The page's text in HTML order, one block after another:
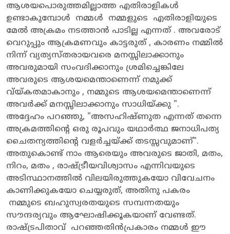
ആശയപൊരുത്തമില്ലാത്ത എതിരാളികൾ
ഉണ്ടാകുമ്പോൾ നമ്മൾ നമ്മളുടെ എതിരാളിയുടെ
മേൽ അക്രമം നടത്താൻ പാടില്ല എന്നത് . അവരോട്
വെറുപ്പും ആക്രമണവും കാട്ടരുത് , കാരണം നമ്മിൽ
നിന്ന് വ്യത്യസ്തരായവരെ മനസ്സിലാക്കാനും
അവരുമായി സംവദിക്കാനും ശ്രമിച്ചെങ്കിലേ
അവരുടെ ആശയമെന്താണെന്ന് നമുക്ക്
വ്യ്കതമാകാനും , നമ്മുടെ ആശയമെന്താണെന്ന്
അവർക്ക് മനസ്സിലാക്കാനും സാധിയ്ക്കു ".
അദ്ദേഹം പറഞ്ഞു, "അസഹിഷ്ണുത എന്നത് തന്നെ
അക്രമത്തിന്റെ ഒരു രൂപവും യഥാർത്ഥ ജനാധിപത്യ
ചൈതന്യത്തിന്റെ വളർച്ചയ്ക്ക് തടസ്സവുമാണ്".
അതുകൊണ്ട് നാം ആരെയും അവരുടെ ജാതി, മതം,
നിറം, മതം , രാഷ്ട്രീയവിശ്വാസം എന്നിവയുടെ
അടിസ്ഥാനത്തിൽ വിലയിരുത്തുകയോ വിവേചനം
കാണിക്കുകയോ ചെയ്യരുത്, അതിനു പകരം
നമ്മുടെ ബഹുസ്വരതയുടെ സമ്പന്നതയും
സൗന്ദര്യവും ആഘോഷിക്കൂകയാണ് വേണ്ടത്‌.
രാഷ്ട്രപിതാവ് പറഞ്ഞതിൻപ്രകാരം നമ്മൾ ഈ